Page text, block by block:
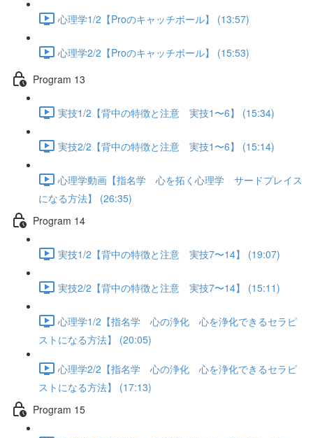
心理学1/2【Proのキャッチボール】 (13:57)
心理学2/2【Proのキャッチボール】 (15:53)
Program 13
実技1/2【背中の特徴と注意 実技1〜6】 (15:34)
実技2/2【背中の特徴と注意 実技1〜6】 (15:14)
心理学動画【指名学 心を拓く心理学 サードプレイス
になる方法】 (26:35)
Program 14
実技1/2【背中の特徴と注意 実技7〜14】 (19:07)
実技2/2【背中の特徴と注意 実技7〜14】 (15:11)
心理学1/2【指名学 心の浄化 心を浄化できるセラピ
ストになる方法】 (20:05)
心理学2/2【指名学 心の浄化 心を浄化できるセラピ
ストになる方法】 (17:13)
Program 15